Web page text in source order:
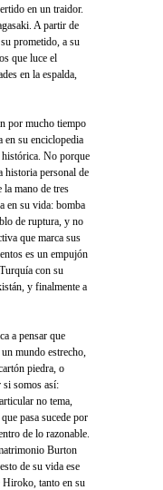
en un traidor.
A partir de
prometido, a su
que luce el
en la espalda,
por mucho tiempo
en su enciclopedia
histórica. No porque
historia personal de
la mano de tres
en su vida: bomba
de ruptura, y no
que marca sus
es un empujón
con su
y finalmente a
a pensar que
mundo estrecho,
piedra, o
si somos así:
no tema,
pasa sucede por
de lo razonable.
Burton
de su vida ese
Hiroko, tanto en su